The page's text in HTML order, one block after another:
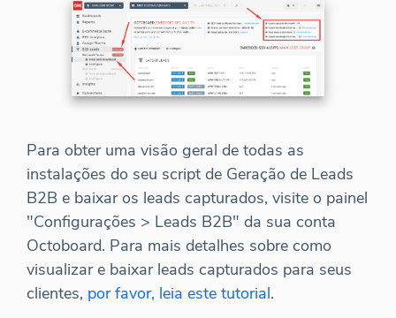
Para obter uma visão geral de todas as
instalações do seu script de Geração de Leads
B2B e baixar os leads capturados, visite o painel
"Configurações > Leads B2B" da sua conta
Octoboard. Para mais detalhes sobre como
visualizar e baixar leads capturados para seus
clientes, por favor, leia este tutorial.